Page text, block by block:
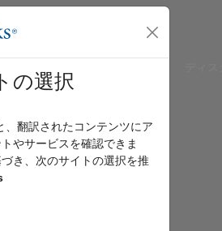
の選択
、翻訳されたコンテンツにア
やサービスを確認できま
き、次のサイトの選択を推